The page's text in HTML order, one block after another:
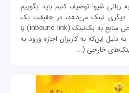
زبانی شیوا توصیف کنیم باید بگوییم
دیگری لینک می‌دهد، در حقیقت یک
بک‌لینک ایجاد می‌کند. برخی منابع به بک‌لینک (inbound link) یا
دلیل این‌که به کاربران اجازه ورود به
خارجی (...